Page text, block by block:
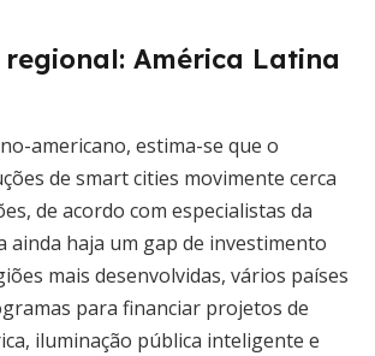
América Latina
americano, estima-se que o
de smart cities movimente cerca
de acordo com especialistas da
ainda haja um gap de investimento
mais desenvolvidas, vários países
para financiar projetos de
iluminação pública inteligente e